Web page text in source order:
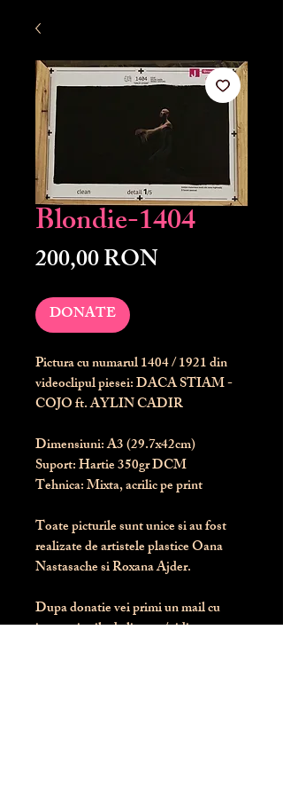
Blondie-1404
200,00 RONPreț
DONATE
Pictura cu numarul1404/ 1921 din
videoclipul piesei: DACA STIAM -
COJO ft. AYLIN CADIR
Dimensiuni: A3 (29.7x42cm)
Suport: Hartie 350gr DCM
Tehnica: Mixta, acrilic pe print
Toate picturile sunt unice si au fost
realizate de artistele plastice Oana
Nastasache si Roxana Ajder.
Dupa donatie vei primi un mail cu
instructiunile de livrare / ridicare.